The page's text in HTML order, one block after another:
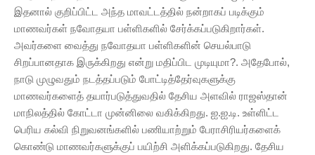
இதனால் குறிப்பிட்ட அந்த மாவட்டத்தில் நன்றாகப் படிக்கும்
மாணவர்கள் நவோதயா பள்ளிகளில் சேர்க்கப்படுகிறார்கள்.
அவர்களை வைத்து நவோதயா பள்ளிகளின் செயல்பாடு
சிறப்பானதாக இருக்கிறது என்று மதிப்பிட முடியுமா?. அதேபோல்,
நாடு முழுவதும் நடத்தப்படும் போட்டித்தேர்வுகளுக்கு
மாணவர்களைத் தயார்படுத்துவதில் தேசிய அளவில் ராஜஸ்தான்
மாநிலத்தில் கோட்டா முன்னிலை வகிக்கிறது. ஐ.ஐ.டி. உள்ளிட்ட
பெரிய கல்வி நிறுவனங்களில் பணியாற்றும் பேராசிரியர்களைக்
கொண்டு மாணவர்களுக்குப் பயிற்சி அளிக்கப்படுகிறது. தேசிய